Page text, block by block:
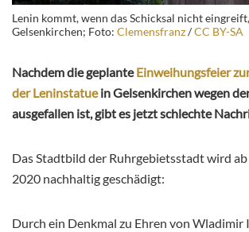
Lenin kommt, wenn das Schicksal nicht
Gelsenkirchen; Foto: Clemensfranz/CC BY-SA
Nachdem die geplanteEinweihungsfeier
der Leninstatuein Gelsenkirchen wegen
ausgefallen ist, gibt es jetzt schlechte
Das Stadtbild der Ruhrgebietsstadt wird ab
2020 nachhaltig geschädigt:
Durch ein Denkmal zu Ehren von Wladimir